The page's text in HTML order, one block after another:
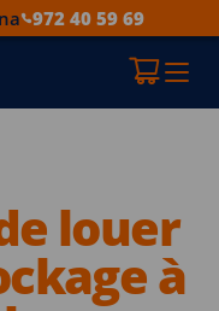
972 40 59 69
louer
à